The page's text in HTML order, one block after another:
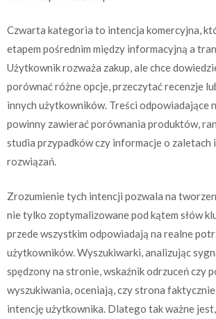
Czwarta kategoria to intencja komercyjna,
etapem pośrednim między informacyjną a
Użytkownik rozważa zakup, ale chce
porównać różne opcje, przeczytać recenzje
innych użytkowników. Treści odpowiadające
powinny zawierać porównania produktów,
studia przypadków czy informacje o zaletach
rozwiązań.
Zrozumienie tych intencji pozwala na
nie tylko zoptymalizowane pod kątem słów
przede wszystkim odpowiadają na realne
użytkowników. Wyszukiwarki, analizując
spędzony na stronie, wskaźnik odrzuceń czy
wyszukiwania, oceniają, czy strona faktycznie
intencję użytkownika. Dlatego tak ważne jest,